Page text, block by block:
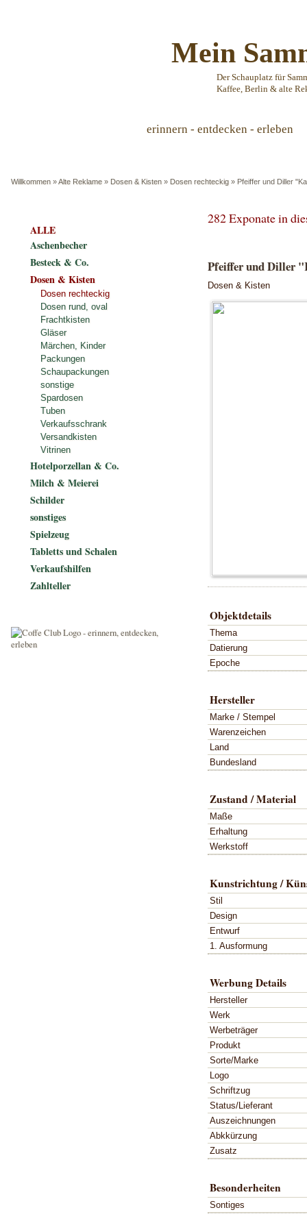
Mein
Der Schauplatz für
Kaffee, Berlin & alte
erinnern - entdecken - erleben
Willkommen »Alte Reklame » Dosen & Kisten » Dosen rechteckig » Pfeiffer und Diller
282 Exponate in
Pfeiffer und Diller
Dosen & Kisten
Objektdetails
Thema
Datierung
Epoche
Hersteller
Marke / Stempel
Warenzeichen
Land
Bundesland
Zustand / Material
Maße
Erhaltung
Werkstoff
Kunstrichtung /
Stil
Design
Entwurf
1. Ausformung
Werbung Details
Hersteller
Werk
Werbeträger
Produkt
Sorte/Marke
Logo
Schriftzug
Status/Lieferant
Auszeichnungen
Abkkürzung
Zusatz
Besonderheiten
Sontiges
ALLE
Aschenbecher
Besteck & Co.
Dosen & Kisten
Dosen rechteckig
Dosen rund, oval
Frachtkisten
Gläser
Märchen, Kinder
Packungen
Schaupackungen
sonstige
Spardosen
Tuben
Verkaufsschrank
Versandkisten
Vitrinen
Hotelporzellan & Co.
Milch & Meierei
Schilder
sonstiges
Spielzeug
Tabletts und Schalen
Verkaufshilfen
Zahlteller